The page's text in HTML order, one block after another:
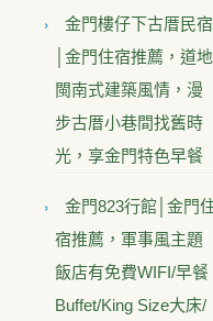
金門樓仔下古厝民宿
│金門住宿推薦，道地
閩南式建築風情，漫
步古厝小巷間找舊時
光，享金門特色早餐
金門823行館│金門
宿推薦，軍事風主題
飯店有免費WIFI/早餐
Buffet/King Size大床/